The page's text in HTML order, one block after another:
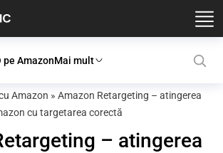
pe AmazonMai mult
Amazon » Amazon Retargeting – atingerea
cu targetarea corectă
– atingerea